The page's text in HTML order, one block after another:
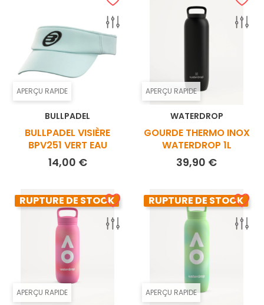
APERÇU RAPIDE
BULLPADEL
BULLPADEL VISIÈRE
BPV251 VERT EAU
14,00 €Prix
APERÇU RAPIDE
WATERDROP
GOURDE THERMO INOX
WATERDROP 1L
39,90 €Prix
APERÇU RAPIDE
RUPTURE DE STOCK
APERÇU RAPIDE
RUPTURE DE STOCK